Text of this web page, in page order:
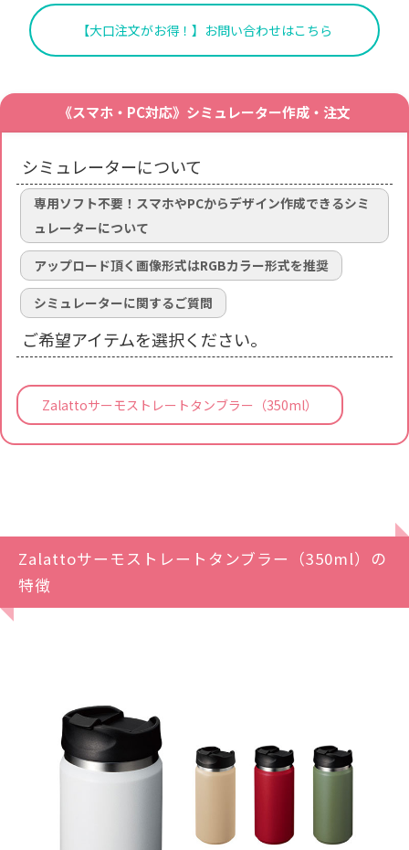
【大口注文がお得！】お問い合わせはこちら
《スマホ・PC対応》シミュレーター作成・注文
シミュレーターについて
専用ソフト不要！スマホやPCからデザイン作成できるシミ
ュレーターについて
アップロード頂く画像形式はRGBカラー形式を推奨
シミュレーターに関するご質問
ご希望アイテムを選択ください。
Zalattoサーモストレートタンブラー（350ml）
Zalattoサーモストレートタンブラー（350ml）の
特徴